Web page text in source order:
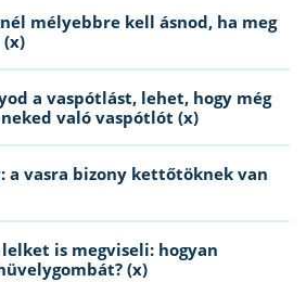
mélyebbre kell ásnod, ha meg
a vaspótlást, lehet, hogy még
való vaspótlót (x)
a vasra bizony kettőtöknek van
is megviseli: hogyan
(x)